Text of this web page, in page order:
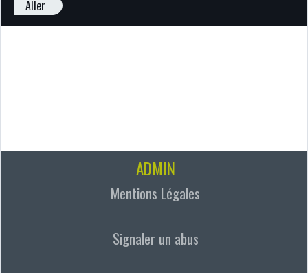
Aller
ADMIN
Mentions Légales
Signaler un abus